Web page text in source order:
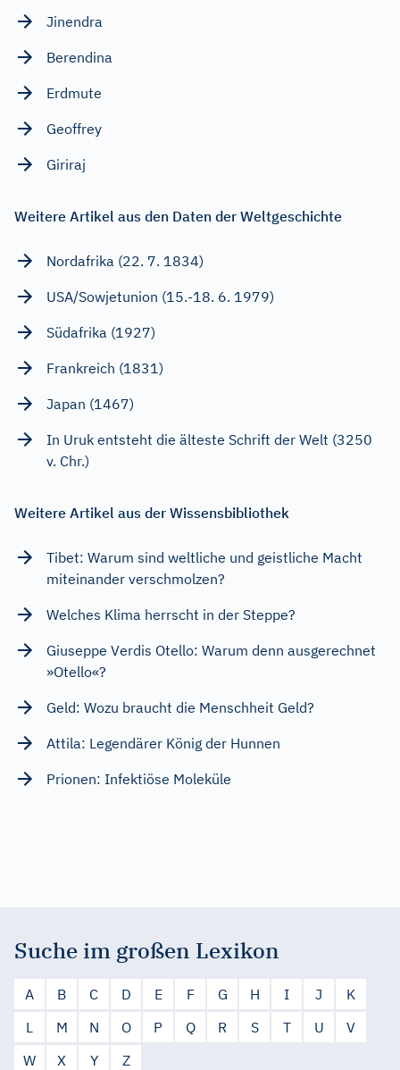
Jinendra
Berendina
Erdmute
Geoffrey
Giriraj
Weitere Artikel aus den Daten der Weltgeschichte
Nordafrika (22. 7. 1834)
USA/Sowjetunion (15.-18. 6. 1979)
Südafrika (1927)
Frankreich (1831)
Japan (1467)
In Uruk entsteht die älteste Schrift der Welt (3250
v. Chr.)
Weitere Artikel aus der Wissensbibliothek
Tibet: Warum sind weltliche und geistliche Macht
miteinander verschmolzen?
Welches Klima herrscht in der Steppe?
Giuseppe Verdis Otello: Warum denn ausgerechnet
»Otello«?
Geld: Wozu braucht die Menschheit Geld?
Attila: Legendärer König der Hunnen
Prionen: Infektiöse Moleküle
Suche im großen Lexikon
A B C D E F G H I J
K
L
M N O P Q R S T U
V
W
X Y Z